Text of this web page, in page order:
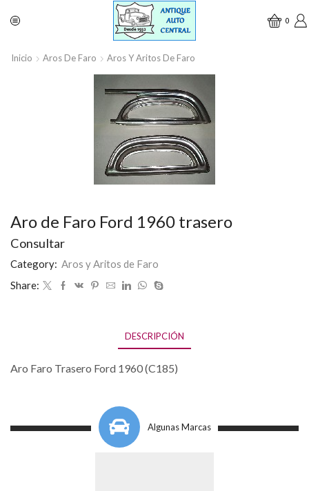
0
Inicio Aros De Faro Aros Y Aritos De Faro
Aro de Faro Ford 1960 trasero
Consultar
Category: Aros y Aritos de Faro
Share:
DESCRIPCIÓN
Aro Faro Trasero Ford 1960 (C185)
Algunas Marcas